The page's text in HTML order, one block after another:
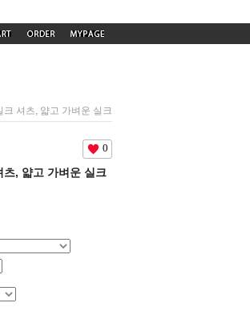
셔츠, 얇고 가벼운 실크
0
, 얇고 가벼운 실크